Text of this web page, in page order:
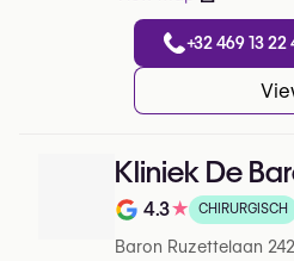
+32 469 13 22
Kliniek De
Note de 4.3 sur 5
4.3★ CHIRURGISCH
Baron Ruzettelaan